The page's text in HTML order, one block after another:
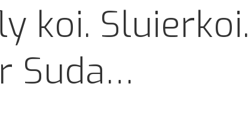
koi. Sluierkoi.
Suda…